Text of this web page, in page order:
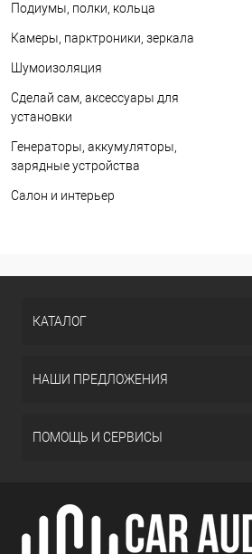
Подиумы, полки, кольца
Камеры, парктроники, зеркала
Шумоизоляция
Сделай сам, аксессуары для
установки
Генераторы, аккумуляторы,
зарядные устройства
Салон и интерьер
КАТАЛОГ
НАШИ ПРЕДЛОЖЕНИЯ
ПОМОЩЬ И СЕРВИСЫ